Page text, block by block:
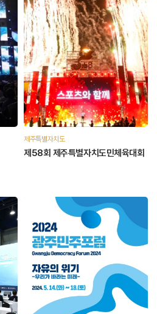
제주특별자치도
제58회 제주특별자치도민체육대회